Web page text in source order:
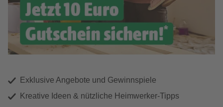
Exklusive Angebote und Gewinnspiele
Kreative Ideen & nützliche Heimwerker-Tipps